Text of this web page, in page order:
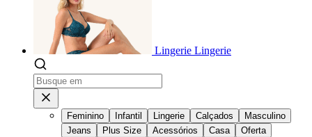
Lingerie Lingerie
Feminino Infantil Lingerie Calçados
Masculino
Jeans
Plus Size Acessórios Casa Oferta